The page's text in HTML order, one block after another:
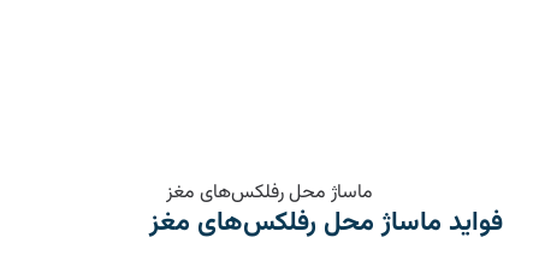
ماساژ محل رفلکس‌های مغز
فواید ماساژ محل رفلکس‌های مغز